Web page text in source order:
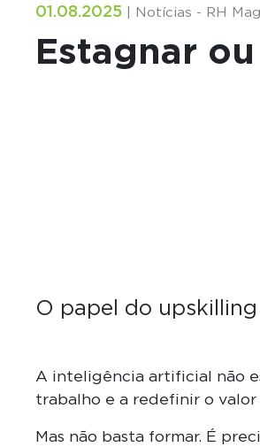
01.08.2025 | Notícias - RH
Estagnar
O papel do
A inteligência artificial não
trabalho e a redefinir o
Mas não basta formar. É